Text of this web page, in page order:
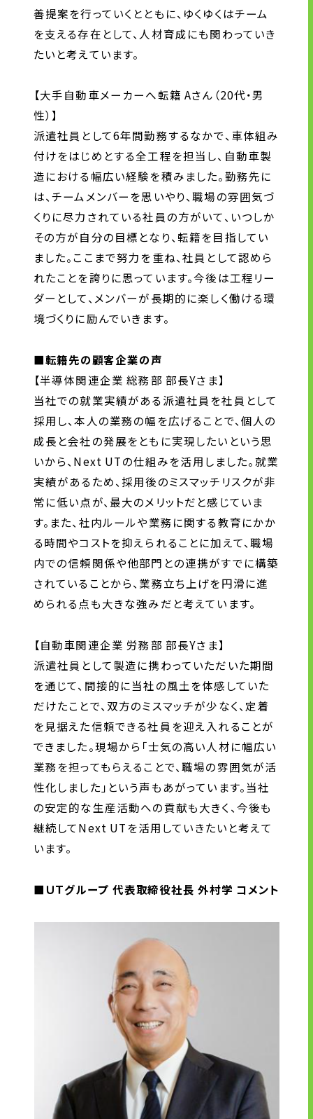
善提案を行っていくとともに、ゆくゆくはチーム
を支える存在として、人材育成にも関わっていき
たいと考えています。
【大手自動車メーカーへ転籍 Aさん（20代・男
性）】
派遣社員として6年間勤務するなかで、車体組み
付けをはじめとする全工程を担当し、自動車製
造における幅広い経験を積みました。勤務先に
は、チームメンバーを思いやり、職場の雰囲気づ
くりに尽力されている社員の方がいて、いつしか
その方が自分の目標となり、転籍を目指してい
ました。ここまで努力を重ね、社員として認めら
れたことを誇りに思っています。今後は工程リー
ダーとして、メンバーが長期的に楽しく働ける環
境づくりに励んでいきます。
■転籍先の顧客企業の声
【半導体関連企業 総務部 部長Yさま】
当社での就業実績がある派遣社員を社員として
採用し、本人の業務の幅を広げることで、個人の
成長と会社の発展をともに実現したいという思
いから、Next UTの仕組みを活用しました。就業
実績があるため、採用後のミスマッチリスクが非
常に低い点が、最大のメリットだと感じていま
す。また、社内ルールや業務に関する教育にかか
る時間やコストを抑えられることに加えて、職場
内での信頼関係や他部門との連携がすでに構築
されていることから、業務立ち上げを円滑に進
められる点も大きな強みだと考えています。
【自動車関連企業 労務部 部長Yさま】
派遣社員として製造に携わっていただいた期間
を通じて、間接的に当社の風土を体感していた
だけたことで、双方のミスマッチが少なく、定着
を見据えた信頼できる社員を迎え入れることが
できました。現場から「士気の高い人材に幅広い
業務を担ってもらえることで、職場の雰囲気が活
性化しました」という声もあがっています。当社
の安定的な生産活動への貢献も大きく、今後も
継続してNext UTを活用していきたいと考えて
います。
■ＵＴグループ 代表取締役社長 外村学 コメント